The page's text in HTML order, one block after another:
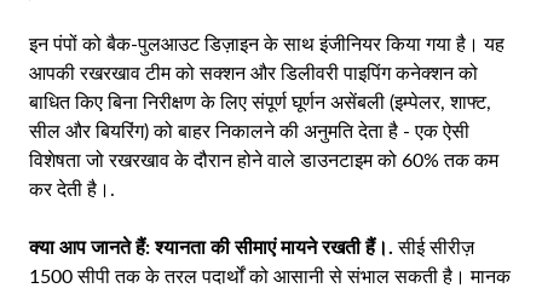
इन पंपों को बैक-पुलआउट डिज़ाइन के साथ इंजीनियर किया गया है। यह
आपकी रखरखाव टीम को सक्शन और डिलीवरी पाइपिंग कनेक्शन को
बाधित किए बिना निरीक्षण के लिए संपूर्ण घूर्णन असेंबली (इम्पेलर, शाफ्ट,
सील और बियरिंग) को बाहर निकालने की अनुमति देता है - एक ऐसी
विशेषता जो रखरखाव के दौरान होने वाले डाउनटाइम को 60% तक कम
कर देती है।.
क्या आप जानते हैं: श्यानता की सीमाएं मायने रखती हैं।. सीई सीरीज़
1500 सीपी तक के तरल पदार्थों को आसानी से संभाल सकती है। मानक